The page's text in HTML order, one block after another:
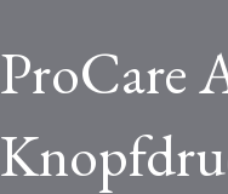
ProCare